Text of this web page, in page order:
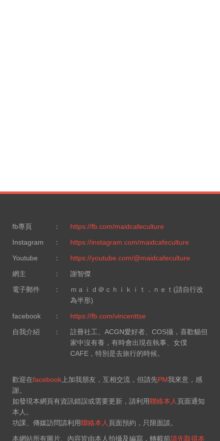
fb專頁 ：
https://fb.com/maidcafeculture
Instagram
：
https://instagram.com/maidcafeculture
Youtube
：
https://youtube.com/@maidcafeculture
網主
：
謝智傑
電子郵件
：
ｍａｉｄ＠ｃｈｉｋｉｔ．ｎｅｔ(請自行改
為半形)
facebook
：
https://fb.com/vincenttse
自我介紹
：
註冊社工、ACGN愛好者、COS攝，喜歡貓但
家中沒有養，有時會出現在執事、女僕
CAFE，特別是去旅行的時候。
歡迎在facebook 上加我朋友，互相交流，但請先PM我來意，感
謝。
如發現本網頁有資訊錯誤或需要更新，請利用聯絡本人 頁面通知
本人。
功課、傳媒訪問請利用聯絡本人 頁面預約，只限面談。
本網站所有圖片、內容皆由本人拍攝及編寫，轉載前請先取得本